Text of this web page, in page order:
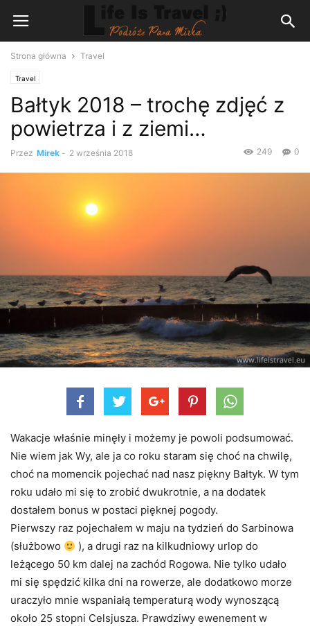
Strona główna Travel
Travel
Bałtyk 2018 – trochę zdjęć z
powietrza i z ziemi…
Przez Mirek - 2 września 2018 0
249
Wakacje właśnie minęły i możemy je powoli podsumować.
Nie wiem jak Wy, ale ja co roku staram się choć na chwilę,
choć na momencik pojechać nad nasz piękny Bałtyk. W tym
roku udało mi się to zrobić dwukrotnie, a na dodatek
dostałem bonus w postaci pięknej pogody.
Pierwszy raz pojechałem w maju na tydzień do Sarbinowa
(służbowo
), a drugi raz na kilkudniowy urlop do
leżącego 50 km dalej na zachód Rogowa. Nie tylko udało
mi się spędzić kilka dni na rowerze, ale dodatkowo morze
uraczyło mnie wspaniałą temperaturą wody wynoszącą
około 25 stopni Celsjusza. Prawdziwy ewenement w